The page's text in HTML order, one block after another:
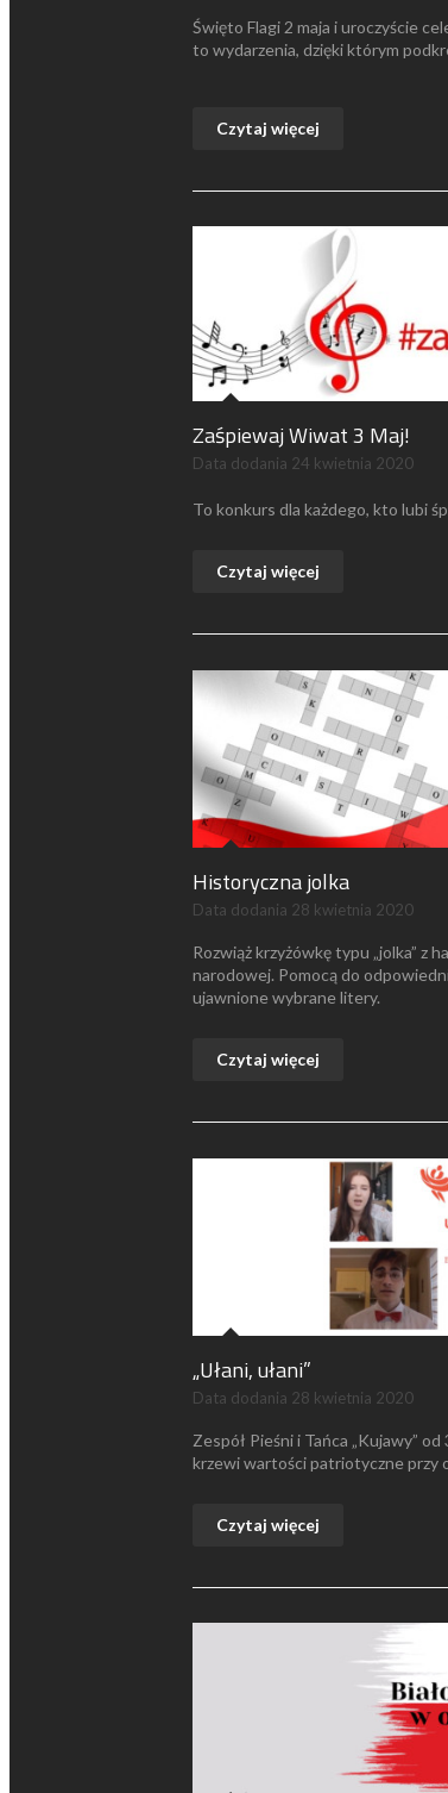
Święto Flagi 2 maja i uroczyście
to wydarzenia, dzięki którym
Czytaj więcej
Zaśpiewaj Wiwat 3 Maj!
Data dodania 24 kwietnia 2020
To konkurs dla każdego, kto lubi
Czytaj więcej
Historyczna jolka
Data dodania 28 kwietnia 2020
Rozwiąż krzyżówkę typu „jolka” z
narodowej. Pomocą do
ujawnione wybrane litery.
Czytaj więcej
„Ułani, ułani”
Data dodania 28 kwietnia 2020
Zespół Pieśni i Tańca „Kujawy”
krzewi wartości patriotyczne przy
Czytaj więcej